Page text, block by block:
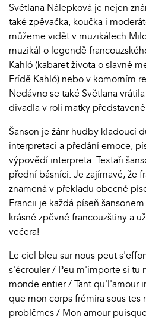
Světlana Nálepková je nejen
také zpěvačka, koučka i
můžeme vidět v muzikálech
muzikál o legendě
Kahló (kabaret života o slavné
Frídě Kahló) nebo v komorním
Nedávno se také Světlana
divadla v roli matky
Šanson je žánr hudby kladoucí
interpretaci a předání emoce,
výpovědí interpreta. Textaři
přední básníci. Je zajímavé, že
znamená v překladu obecně
Francii je každá píseň
krásné zpěvné francouzštiny a
večera!
Le ciel bleu sur nous peut
s'écrouler / Peu m'importe si tu
monde entier / Tant qu'l'amour
que mon corps frémira sous
problčmes / Mon amour